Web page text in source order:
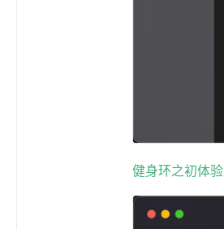
健身环之初体验